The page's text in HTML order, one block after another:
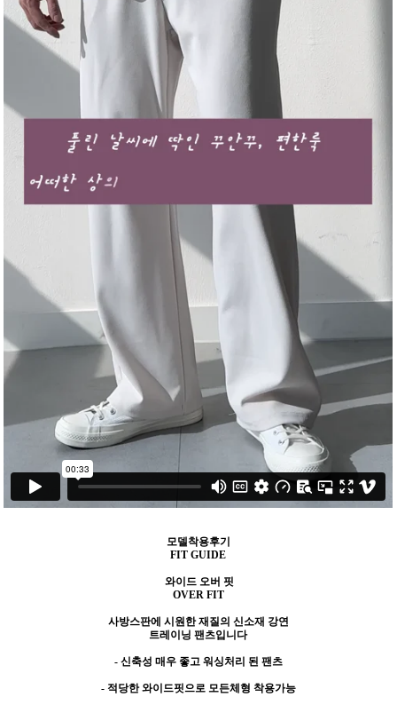
모델착용후기
FIT GUIDE
와이드 오버 핏
OVER FIT
사방스판에 시원한 재질의 신소재 강연
트레이닝 팬츠입니다
- 신축성 매우 좋고 워싱처리 된 팬츠
- 적당한 와이드핏으로 모든체형 착용가능